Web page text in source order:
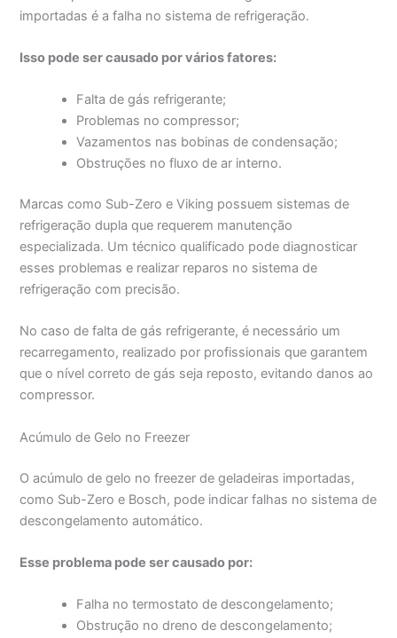
importadas é a falha no sistema de refrigeração.
Isso pode ser causado por vários fatores:
Falta de gás refrigerante;
Problemas no compressor;
Vazamentos nas bobinas de condensação;
Obstruções no fluxo de ar interno.
Marcas como Sub-Zero e Viking possuem sistemas de
refrigeração dupla que requerem manutenção
especializada. Um técnico qualificado pode diagnosticar
esses problemas e realizar reparos no sistema de
refrigeração com precisão.
No caso de falta de gás refrigerante, é necessário um
recarregamento, realizado por profissionais que garantem
que o nível correto de gás seja reposto, evitando danos ao
compressor.
Acúmulo de Gelo no Freezer
O acúmulo de gelo no freezer de geladeiras importadas,
como Sub-Zero e Bosch, pode indicar falhas no sistema de
descongelamento automático.
Esse problema pode ser causado por:
Falha no termostato de descongelamento;
Obstrução no dreno de descongelamento;